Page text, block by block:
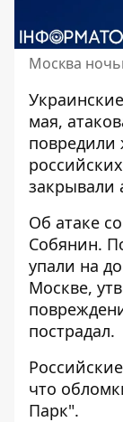
Москва
мая,
закрывали
Об атаке
Собянин.
упали на
Москве,
пострадал.
что
Парк".